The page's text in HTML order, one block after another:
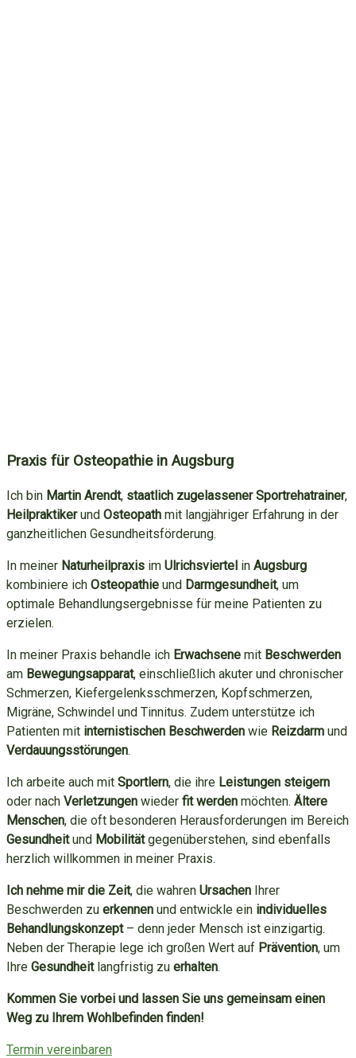
Praxis für Osteopathie in Augsburg
Ich bin Martin Arendt, staatlich zugelassener Sportrehatrainer,
Heilpraktikerund Osteopath mit langjähriger Erfahrung in der
ganzheitlichen Gesundheitsförderung.
In meiner Naturheilpraxis im Ulrichsviertel in Augsburg
kombiniere ich Osteopathie und Darmgesundheit, um
optimale Behandlungsergebnisse für meine Patienten zu
erzielen.
In meiner Praxis behandle ich Erwachsene mit Beschwerden
am Bewegungsapparat, einschließlich akuter und chronischer
Schmerzen, Kiefergelenksschmerzen, Kopfschmerzen,
Migräne, Schwindel und Tinnitus. Zudem unterstütze ich
Patienten mit internistischen Beschwerden wie Reizdarm und
Verdauungsstörungen.
Ich arbeite auch mit Sportlern, die ihre Leistungen steigern
oder nach Verletzungen wieder fit werden möchten. Ältere
Menschen, die oft besonderen Herausforderungen im Bereich
Gesundheitund Mobilitätgegenüberstehen, sind ebenfalls
herzlich willkommen in meiner Praxis.
Ich nehme mir die Zeit, die wahren Ursachen Ihrer
Beschwerden zu erkennen und entwickle ein individuelles
Behandlungskonzept– denn jeder Mensch ist einzigartig.
Neben der Therapie lege ich großen Wert auf Prävention, um
Ihre Gesundheitlangfristig zu erhalten.
Kommen Sie vorbei und lassen Sie uns gemeinsam einen
Weg zu Ihrem Wohlbefinden finden!
Termin vereinbaren